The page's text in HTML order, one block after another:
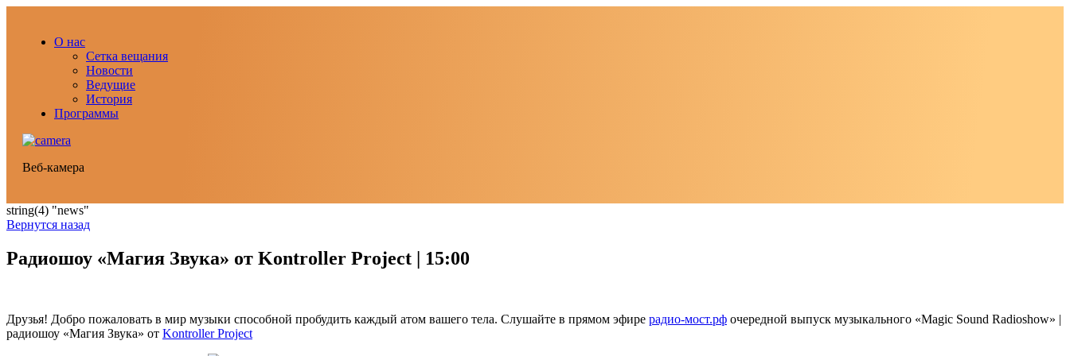
О нас
Сетка вещания
Новости
Ведущие
История
Программы
Веб-камера
string(4) "news"
Вернутся назад
Радиошоу «Магия Звука» от Kontroller Project | 15:00
Друзья! Добро пожаловать в мир музыки способной пробудить каждый атом вашего тела. Слушайте в прямом эфире радио-мост.рф очередной выпуск музыкального «Magic Sound Radioshow» |
радиошоу «Магия Звука» от Kontroller Project